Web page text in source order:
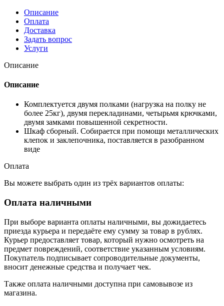
Описание
Оплата
Доставка
Задать вопрос
Услуги
Описание
Описание
Комплектуется двумя полками (нагрузка на полку не
более 25кг), двумя перекладинами, четырьмя крючками,
двумя замками повышенной секретности.
Шкаф сборный. Собирается при помощи металлических
клепок и заклепочника, поставляется в разобранном
виде
Оплата
Вы можете выбрать один из трёх вариантов оплаты:
Оплата наличными
При выборе варианта оплаты наличными, вы дожидаетесь
приезда курьера и передаёте ему сумму за товар в рублях.
Курьер предоставляет товар, который нужно осмотреть на
предмет повреждений, соответствие указанным условиям.
Покупатель подписывает сопроводительные документы,
вносит денежные средства и получает чек.
Также оплата наличными доступна при самовывозе из
магазина.